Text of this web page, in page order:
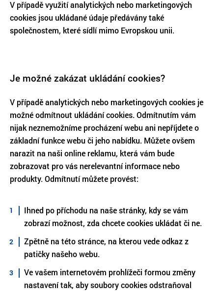
V případě využití analytických nebo marketingových
cookies jsou ukládané údaje předávány také
společnostem, které sídlí mimo Evropskou unii.
Je možné zakázat ukládání cookies?
V případě analytických nebo marketingových cookies je
možné odmítnout ukládání cookies. Odmítnutím vám
nijak neznemožníme procházení webu ani nepříjdete o
základní funkce webu či jeho nabídku. Můžete ovšem
narazit na naši online reklamu, která vám bude
zobrazovat pro vás nerelevantní informace nebo
produkty. Odmítnutí můžete provést:
Ihned po příchodu na naše stránky, kdy se vám
zobrazí možnost, zda chcete cookies ukládat či ne.
Zpětně na této stránce, na kterou vede odkaz z
patičky našeho webu.
Ve vašem internetovém prohlížeči formou změny
nastavení tak, aby soubory cookies odstraňoval